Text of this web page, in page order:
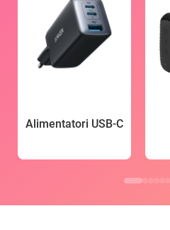
Alimentatori USB-C